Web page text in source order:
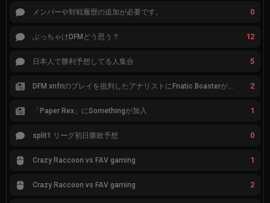
メンバーや対戦履歴の追加が必要です。 0
ぶっちゃけDFMどう思う？ 12
日本人で勝利予想してる人集合 5
DFM xnfriのプレイを批判したアナリストにFnatic Boasterが反応「DFMは仕組みの強化が必要なだけ」 2
「Paper Rex」にSomethingが加入 1
split1 リーグ初日勝敗予想 0
Crazy Raccoon vs FAV gaming 1
Crazy Raccoon vs FAV gaming 2